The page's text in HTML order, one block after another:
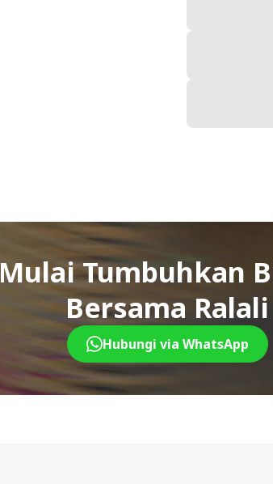
Mulai Tumbuhkan
Bersama Ralali
Hubungi via WhatsApp